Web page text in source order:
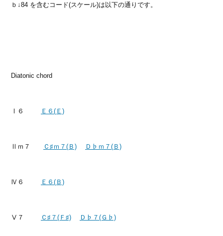
ｂ↓84 を含むコード(スケール)は以下の通りです。
Diatonic chord
Ⅰ６ Ｅ６(Ｅ)
Ⅱｍ７ Ｃ♯ｍ７(Ｂ) Ｄ♭ｍ７(Ｂ)
Ⅳ６ Ｅ６(Ｂ)
Ⅴ７ Ｃ♯７(Ｆ♯) Ｄ♭７(Ｇ♭)